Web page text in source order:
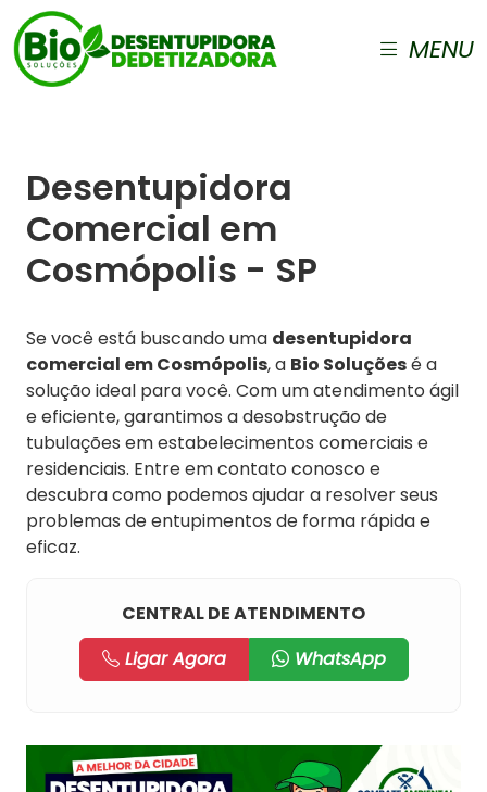
MENU
Desentupidora
Comercial em
Cosmópolis - SP
Se você está buscando uma desentupidora
comercial em Cosmópolis, a Bio Soluçõesé a
solução ideal para você. Com um atendimento ágil
e eficiente, garantimos a desobstrução de
tubulações em estabelecimentos comerciais e
residenciais. Entre em contato conosco e
descubra como podemos ajudar a resolver seus
problemas de entupimentos de forma rápida e
eficaz.
CENTRAL DE ATENDIMENTO
Ligar Agora
WhatsApp